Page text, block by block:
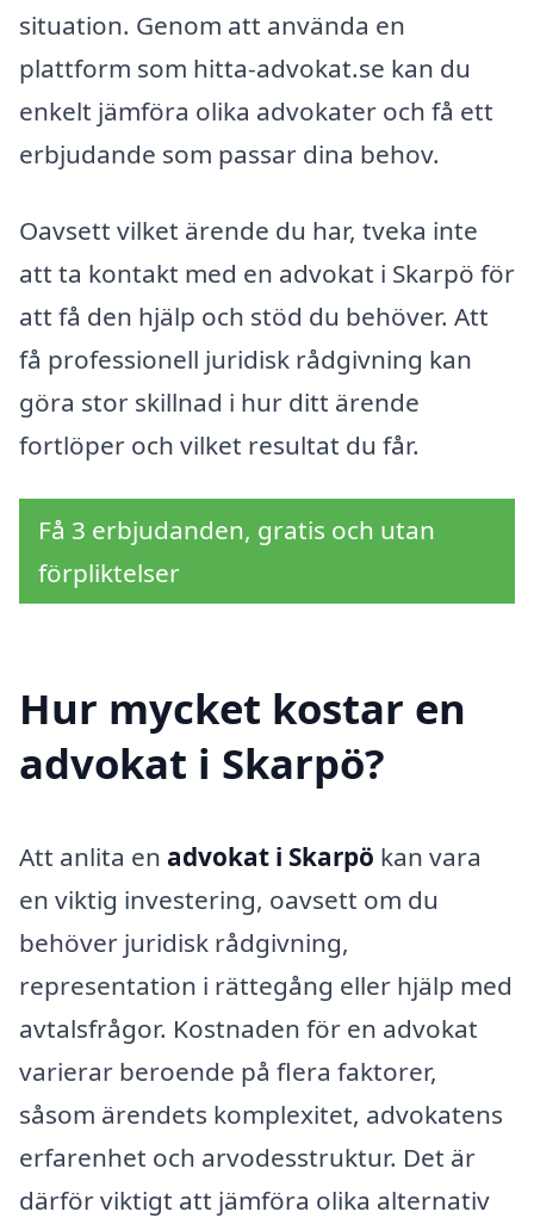
situation. Genom att använda en
plattform som hitta-advokat.se kan du
enkelt jämföra olika advokater och få ett
erbjudande som passar dina behov.
Oavsett vilket ärende du har, tveka inte
att ta kontakt med en advokat i Skarpö för
att få den hjälp och stöd du behöver. Att
få professionell juridisk rådgivning kan
göra stor skillnad i hur ditt ärende
fortlöper och vilket resultat du får.
Få 3 erbjudanden, gratis och utan
förpliktelser
Hur mycket kostar en
advokat i Skarpö?
Att anlita en advokat i Skarpö kan vara
en viktig investering, oavsett om du
behöver juridisk rådgivning,
representation i rättegång eller hjälp med
avtalsfrågor. Kostnaden för en advokat
varierar beroende på flera faktorer,
såsom ärendets komplexitet, advokatens
erfarenhet och arvodesstruktur. Det är
därför viktigt att jämföra olika alternativ